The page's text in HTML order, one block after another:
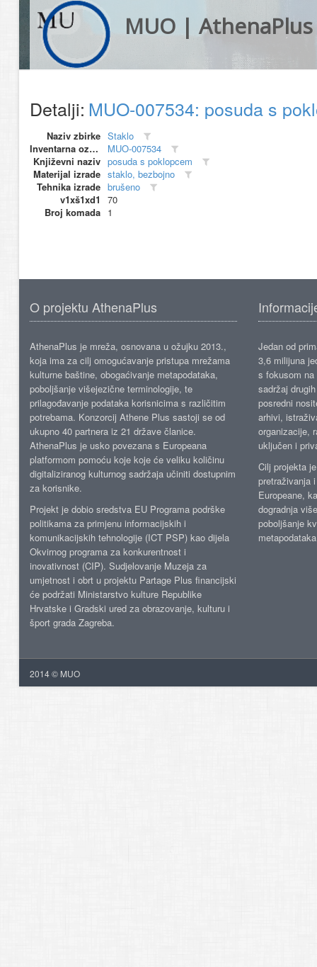
MUO | AthenaPlus
Detalji: MUO-007534: posuda s
Naziv zbirke Staklo
Inventarna oznaka
MUO-007534
Književni naziv posuda s poklopcem
Materijal izrade staklo, bezbojno
Tehnika izrade brušeno
v1xš1xd1
70
Broj komada 1
O projektu AthenaPlus
AthenaPlus je mreža, osnovana u ožujku 2013.,
koja ima za cilj omogućavanje pristupa mrežama
kulturne baštine, obogaćivanje metapodataka,
poboljšanje višejezične terminologije, te
prilagođavanje podataka korisnicima s različitim
potrebama. Konzorcij Athene Plus sastoji se od
ukupno 40 partnera iz 21 države članice.
AthenaPlus je usko povezana s Europeana
platformom pomoću koje koje će veliku količinu
digitaliziranog kulturnog sadržaja učiniti dostupnim
za korisnike.
Projekt je dobio sredstva EU Programa podrške
politikama za primjenu informacijskih i
komunikacijskih tehnologije (ICT PSP) kao dijela
Okvirnog programa za konkurentnost i
inovativnost (CIP). Sudjelovanje Muzeja za
umjetnost i obrt u projektu Partage Plus financijski
će podržati Ministarstvo kulture Republike
Hrvatske i Gradski ured za obrazovanje, kulturu i
šport grada Zagreba.
Jedan od
3,6 milijuna
s fokusom
sadržaj
posredni
arhivi,
organizacije,
uključen i
Cilj projekta
pretraživanja
Europeane,
dogradnja
poboljšanje
2014 © MUO